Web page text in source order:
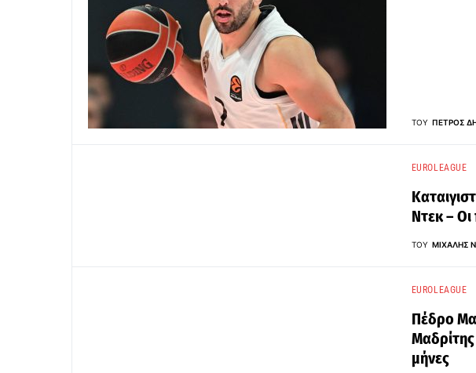
ΤΟΥ ΠΈΤΡΟΣ
EUROLEAGUE
Ντεκ –
ΤΟΥ ΜΙΧΆΛΗΣ
EUROLEAGUE
Πέδρο
Μαδρίτης
μήνες